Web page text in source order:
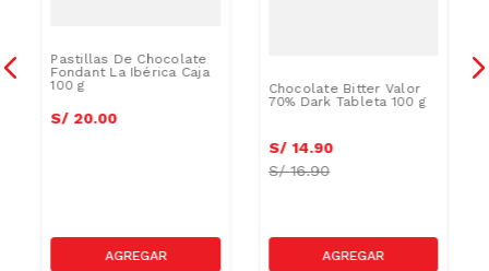
Pastillas De Chocolate
Fondant La Ibérica Caja
100 g
S/ 20.00
Chocolate Bitter Valor
70% Dark Tableta 100 g
S/ 14.90
S/16.90